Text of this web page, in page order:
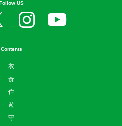
Follow US
Contents
衣
食
住
遊
守